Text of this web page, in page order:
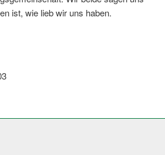
ist, wie lieb wir uns haben.